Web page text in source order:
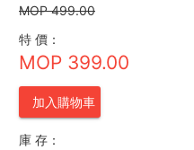
MOP 499.00
特 價：
MOP 399.00
加入購物車
庫 存：